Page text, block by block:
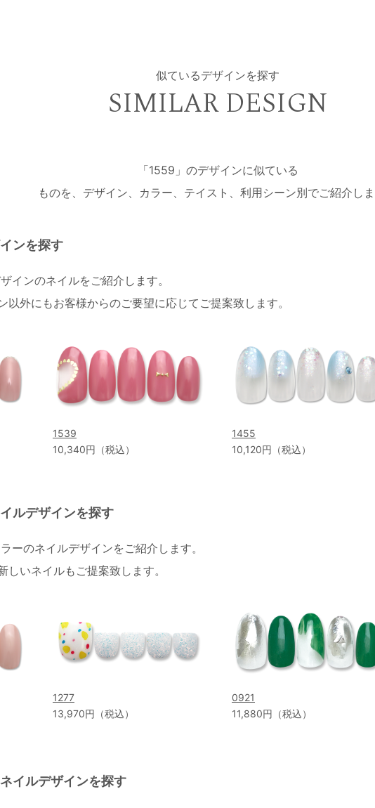
似ているデザインを探す
SIMILAR DESIGN
「1559」のデザインに似ている
ものを、デザイン、カラー、テイスト、利用シーン別でご紹介し
ンを探す
インのネイルをご紹介します。
以外にもお客様からのご要望に応じてご提案致します。
1539
10,340円（税込）
1455
10,120円（税込）
ルデザインを探す
ーのネイルデザインをご紹介します。
しいネイルもご提案致します。
1277
13,970円（税込）
0921
11,880円（税込）
イルデザインを探す